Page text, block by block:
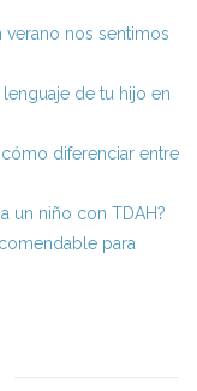
nos sentimos
de tu hijo en
diferenciar entre
un niño con TDAH?
para